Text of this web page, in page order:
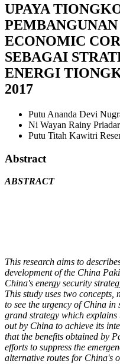
UPAYA
ECONOMIC
SEBAGAI
ENERGI
2017
Putu Ananda Devi
Ni Wayan Rainy
Putu Titah Kawitri
Abstract
ABSTRACT
This research aims to
development of the China
China's energy security
This study uses two concepts,
to see the urgency of China
grand strategy which
out by China to achieve its
that the benefits obtained by
efforts to suppress the
alternative routes for China's